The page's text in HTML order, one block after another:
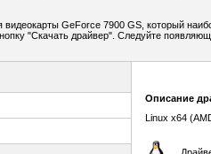
видеокарты GeForce 7900 GS, который
"Скачать драйвер". Следуйте
Описание
Linux x64